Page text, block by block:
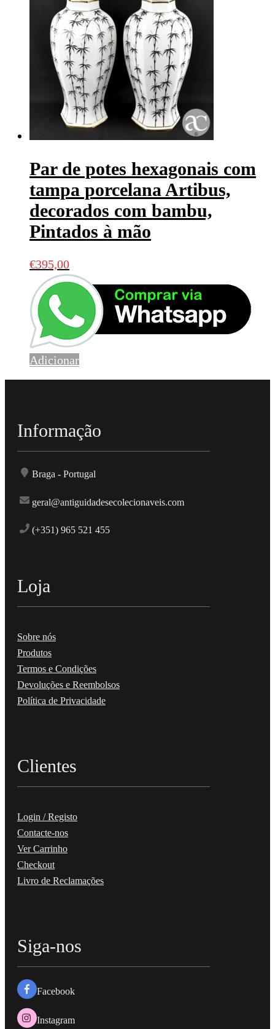
Par de potes hexagonais com
tampa porcelana Artibus,
decorados com bambu,
Pintados à mão
€395,00
Adicionar
Informação
Braga - Portugal
geral@antiguidadesecolecionaveis.com
(+351) 965 521 455
Loja
Sobre nós
Produtos
Termos e Condições
Devoluções e Reembolsos
Política de Privacidade
Clientes
Login / Registo
Contacte-nos
Ver Carrinho
Checkout
Livro de Reclamações
Siga-nos
Facebook
Instagram